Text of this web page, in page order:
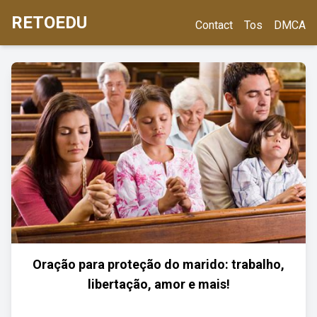
RETOEDU Contact Tos DMCA
Oração para proteção do marido: trabalho,
libertação, amor e mais!